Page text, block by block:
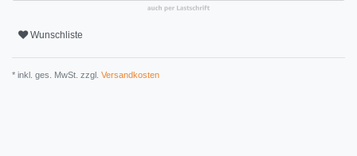
Wunschliste
* inkl. ges. MwSt. zzgl. Versandkosten